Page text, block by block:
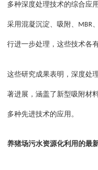
多种深度处理技术的综合应
采用混凝沉淀、吸附、 MBR
行进一步处理，这些技术各
这些研究成果表明，深度处
著进展，涵盖了新型吸附材
多种先进技术的应用。
养猪场污水资源化利用的最